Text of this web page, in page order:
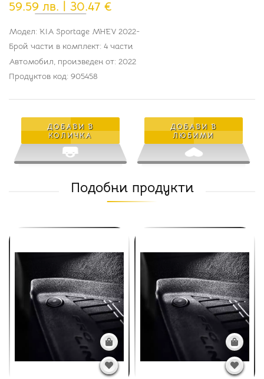
59.59 лв. | 30.47 €
Модел: KIA Sportage MHEV 2022-
Брой части в комплект: 4 части
Автомобил, произведен от: 2022
Продуктов код: 905458
ДОБАВИ В
КОЛИЧКА
ДОБАВИ В
ЛЮБИМИ
Подобни продукти